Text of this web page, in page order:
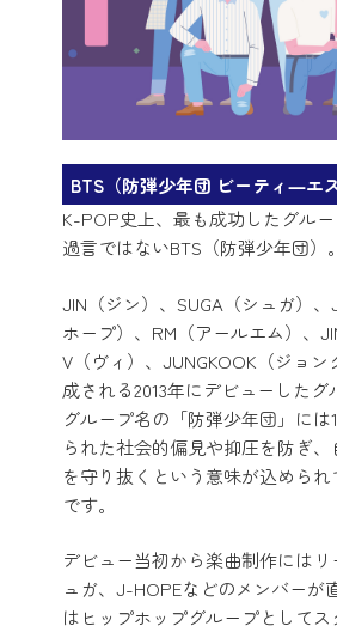
BTS（防弾少年団 ビーティ―エス
K-POP史上、最も成功したグル
過言ではないBTS（防弾少年団）。
JIN（ジン）、SUGA（シュガ）、
ホープ）、RM（アールエム）、
V（ヴィ）、JUNGKOOK（ジョン
成される2013年にデビューしたグ
グループ名の「防弾少年団」には
られた社会的偏見や抑圧を防ぎ
を守り抜くという意味が込められ
です。
デビュー当初から楽曲制作にはリ
ュガ、J-HOPEなどのメンバーが
はヒップホップグループとしてス